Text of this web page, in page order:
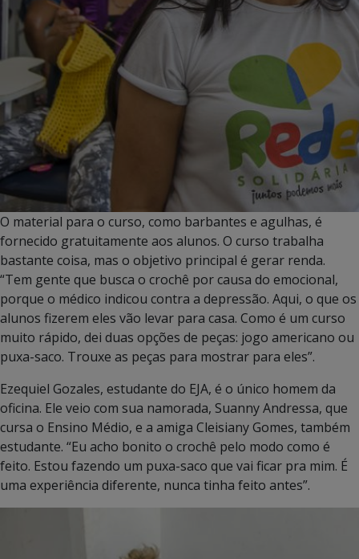
O material para o curso, como barbantes e agulhas, é
fornecido gratuitamente aos alunos. O curso trabalha
bastante coisa, mas o objetivo principal é gerar renda.
“Tem gente que busca o crochê por causa do emocional,
porque o médico indicou contra a depressão. Aqui, o que os
alunos fizerem eles vão levar para casa. Como é um curso
muito rápido, dei duas opções de peças: jogo americano ou
puxa-saco. Trouxe as peças para mostrar para eles”.
Ezequiel Gozales, estudante do EJA, é o único homem da
oficina. Ele veio com sua namorada, Suanny Andressa, que
cursa o Ensino Médio, e a amiga Cleisiany Gomes, também
estudante. “Eu acho bonito o crochê pelo modo como é
feito. Estou fazendo um puxa-saco que vai ficar pra mim. É
uma experiência diferente, nunca tinha feito antes”.